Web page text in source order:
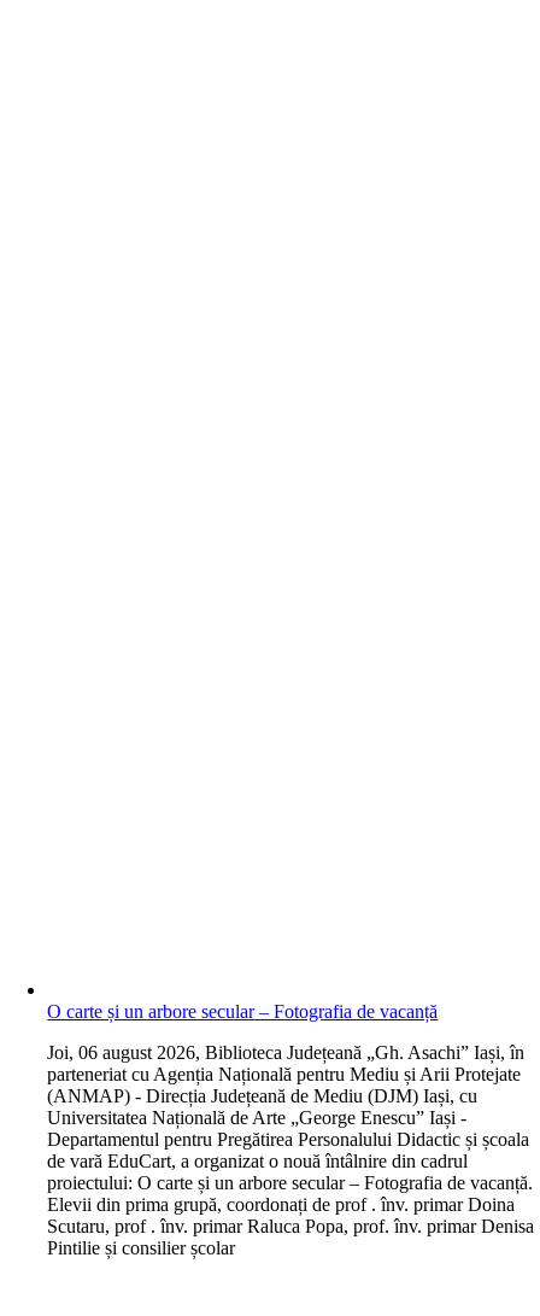
O carte și un arbore secular – Fotografia de vacanță
Joi, 06 august 2026, Biblioteca Județeană „Gh. Asachi” Iași, în
parteneriat cu Agenția Națională pentru Mediu și Arii Protejate
(ANMAP) - Direcția Județeană de Mediu (DJM) Iași, cu
Universitatea Națională de Arte „George Enescu” Iași -
Departamentul pentru Pregătirea Personalului Didactic și școala
de vară EduCart, a organizat o nouă întâlnire din cadrul
proiectului: O carte și un arbore secular – Fotografia de vacanță.
Elevii din prima grupă, coordonați de prof . înv. primar Doina
Scutaru, prof . înv. primar Raluca Popa, prof. înv. primar Denisa
Pintilie și consilier școlar